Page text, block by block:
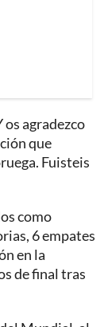
agradezco
que
Fuisteis
como
6 empates
en la
de final tras